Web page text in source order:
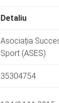
Detaliu
Asociația
Sport (ASES)
35304754